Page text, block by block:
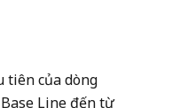
tiên của dòng
Line đến từ